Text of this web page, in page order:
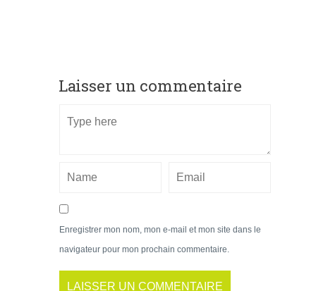
Laisser un commentaire
Enregistrer mon nom, mon e-mail et mon site dans le
navigateur pour mon prochain commentaire.